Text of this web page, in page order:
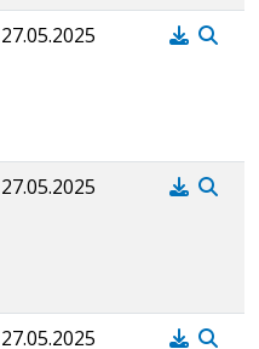
27.05.2025
27.05.2025
27.05.2025